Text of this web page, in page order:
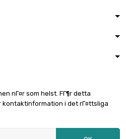
nГ¤r som helst. FГ¶r detta
kontaktinformation i det rГ¤ttsliga